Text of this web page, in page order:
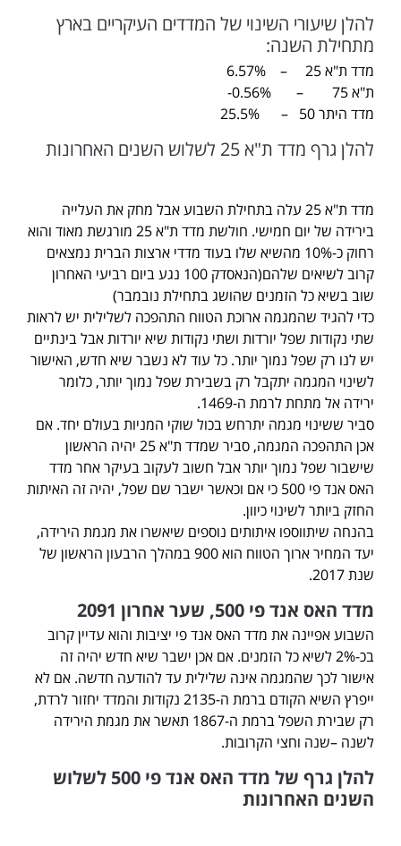
להלן שיעורי השינוי של המדדים העיקריים בארץ
מתחילת השנה:
מדד ת"א 25 – 6.57%
ת"א 75 – 0.56%-
מדד היתר 50 – 25.5%
להלן גרף מדד ת"א 25 לשלוש השנים האחרונות
מדד ת"א 25 עלה בתחילת השבוע אבל מחק את העלייה
בירידה של יום חמישי. חולשת מדד ת"א 25 מורגשת מאוד והוא
רחוק כ-10% מהשיא שלו בעוד מדדי ארצות הברית נמצאים
קרוב לשיאים שלהם(הנאסדק 100 נגע ביום רביעי האחרון
שוב בשיא כל הזמנים שהושג בתחילת נובמבר)
כדי להגיד שהמגמה ארוכת הטווח התהפכה לשלילית יש לראות
שתי נקודות שפל יורדות ושתי נקודות שיא יורדות אבל בינתיים
יש לנו רק שפל נמוך יותר. כל עוד לא נשבר שיא חדש, האישור
לשינוי המגמה יתקבל רק בשבירת שפל נמוך יותר, כלומר
ירידה אל מתחת לרמת ה-1469.
סביר ששינוי מגמה יתרחש בכול שוקי המניות בעולם יחד. אם
אכן התהפכה המגמה, סביר שמדד ת"א 25 יהיה הראשון
שישבור שפל נמוך יותר אבל חשוב לעקוב בעיקר אחר מדד
האס אנד פי 500 כי אם וכאשר ישבר שם שפל, יהיה זה האיתות
החזק ביותר לשינוי כיוון.
בהנחה שיתווספו איתותים נוספים שיאשרו את מגמת הירידה,
יעד המחיר ארוך הטווח הוא 900 במהלך הרבעון הראשון של
שנת 2017.
מדד האס אנד פי 500, שער אחרון 2091
השבוע אפיינה את מדד האס אנד פי יציבות והוא עדיין קרוב
בכ-2% לשיא כל הזמנים. אם אכן ישבר שיא חדש יהיה זה
אישור לכך שהמגמה אינה שלילית עד להודעה חדשה. אם לא
ייפרץ השיא הקודם ברמת ה-2135 נקודות והמדד יחזור לרדת,
רק שבירת השפל ברמת ה-1867 תאשר את מגמת הירידה
לשנה –שנה וחצי הקרובות.
להלן גרף של מדד האס אנד פי 500 לשלוש
השנים האחרונות